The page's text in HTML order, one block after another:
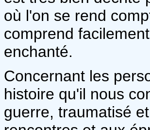
où l'on se rend
comprend
enchanté.
Concernant les
histoire qu'il nous
guerre, traumatisé